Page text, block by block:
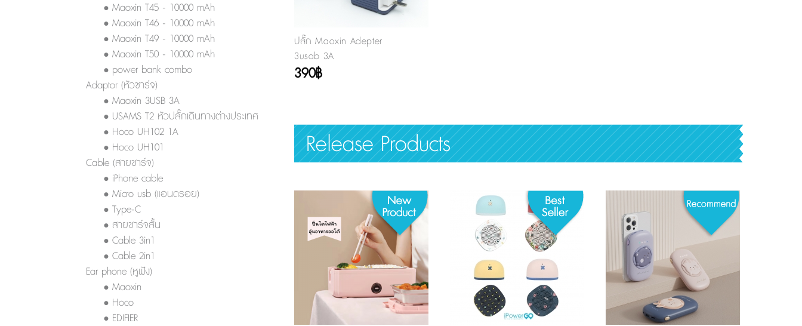
• Maoxin T45 - 10000 mAh
• Maoxin T46 - 10000 mAh
• Maoxin T49 - 10000 mAh
• Maoxin T50 - 10000 mAh
• power bank combo
Adaptor (หัวชาร์จ)
• Maoxin 3USB 3A
• USAMS T2 หัวปลั๊กเดินทางต่างประเทศ
• Hoco UH102 1A
• Hoco UH101
Cable (สายชาร์จ)
• iPhone cable
• Micro usb (แอนดรอย)
• Type-C
• สายชาร์จสั้น
• Cable 3in1
• Cable 2in1
Ear phone (หูฟัง)
• Maoxin
• Hoco
• EDIFIER
ปลั๊ก Maoxin Adepter
3usab 3A
390฿
Release Products